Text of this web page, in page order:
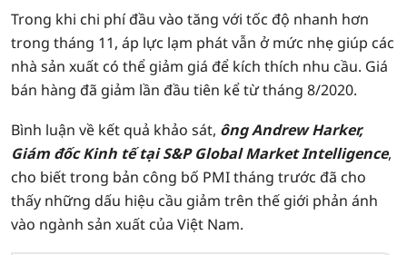
Trong khi chi phí đầu vào tăng với tốc độ nhanh hơn
trong tháng 11, áp lực lạm phát vẫn ở mức nhẹ giúp các
nhà sản xuất có thể giảm giá để kích thích nhu cầu. Giá
bán hàng đã giảm lần đầu tiên kể từ tháng 8/2020.
Bình luận về kết quả khảo sát, ông Andrew Harker,
Giám đốc Kinh tế tại S&P Global Market Intelligence,
cho biết trong bản công bố PMI tháng trước đã cho
thấy những dấu hiệu cầu giảm trên thế giới phản ánh
vào ngành sản xuất của Việt Nam.